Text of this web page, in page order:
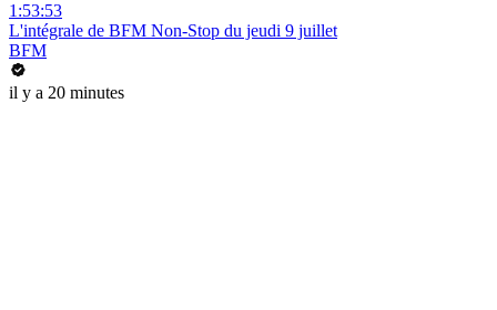
1:53:53
L'intégrale de BFM Non-Stop du jeudi 9 juillet
BFM
il y a 20 minutes